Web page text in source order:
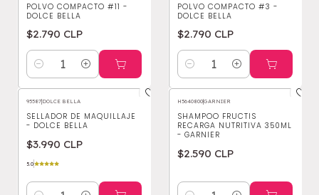
POLVO COMPACTO #11 -
DOLCE BELLA
$2.790 CLP
Cantidad
POLVO COMPACTO #3 -
DOLCE BELLA
$2.790 CLP
Cantidad
95587|DOLCE BELLA
SELLADOR DE MAQUILLAJE
- DOLCE BELLA
$3.990 CLP
5.0
H5640800|GARNIER
SHAMPOO FRUCTIS
RECARGA NUTRITIVA 350ML
- GARNIER
$2.590 CLP